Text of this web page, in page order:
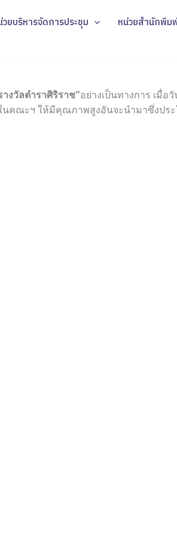
วยบริหารจัดการประชุม
หน่วยสำนักพิม
างวัลตำราศิริราช”อย่างเป็นทางการ เมื่อ
คณะฯ ให้มีคุณภาพสูงอันจะนำมาซึ่งปร